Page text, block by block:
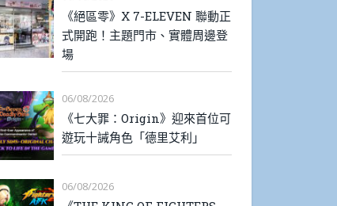
《絕區零》X 7-ELEVEN 聯動正
式開跑！主題門市、實體周邊登
場
06/08/2026
《七大罪：Origin》迎來首位可
遊玩十誡角色「德里艾利」
06/08/2026